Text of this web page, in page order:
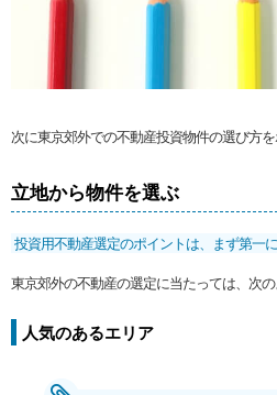
次に東京郊外での不動産投資物件の選び方を
立地から物件を選ぶ
投資用不動産選定のポイントは、まず第一に
東京郊外の不動産の選定に当たっては、次
人気のあるエリア